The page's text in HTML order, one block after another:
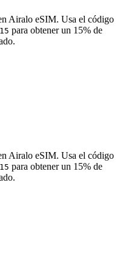
Airalo eSIM. Usa el código
para obtener un 15% de
Airalo eSIM. Usa el código
para obtener un 15% de